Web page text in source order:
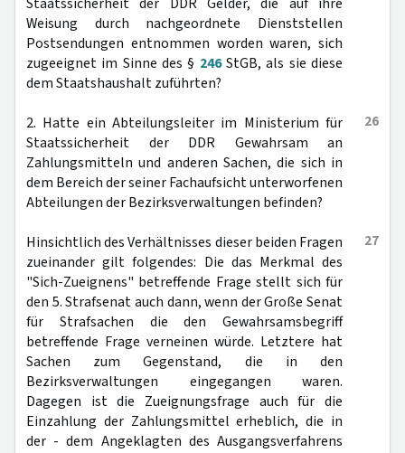
Weisung durch nachgeordnete Dienststellen
Postsendungen entnommen worden waren, sich
zugeeignet im Sinne des § 246StGB, als sie diese
dem Staatshaushalt zuführten?
26
2. Hatte ein Abteilungsleiter im Ministerium für
Staatssicherheit der DDR Gewahrsam an
Zahlungsmitteln und anderen Sachen, die sich in
dem Bereich der seiner Fachaufsicht unterworfenen
Abteilungen der Bezirksverwaltungen befinden?
27
Hinsichtlich des Verhältnisses dieser beiden Fragen
zueinander gilt folgendes: Die das Merkmal des
"Sich-Zueignens" betreffende Frage stellt sich für
den 5. Strafsenat auch dann, wenn der Große Senat
für Strafsachen die den Gewahrsamsbegriff
betreffende Frage verneinen würde. Letztere hat
Sachen zum Gegenstand, die in den
Bezirksverwaltungen eingegangen waren.
Dagegen ist die Zueignungsfrage auch für die
Einzahlung der Zahlungsmittel erheblich, die in
der - dem Angeklagten des Ausgangsverfahrens